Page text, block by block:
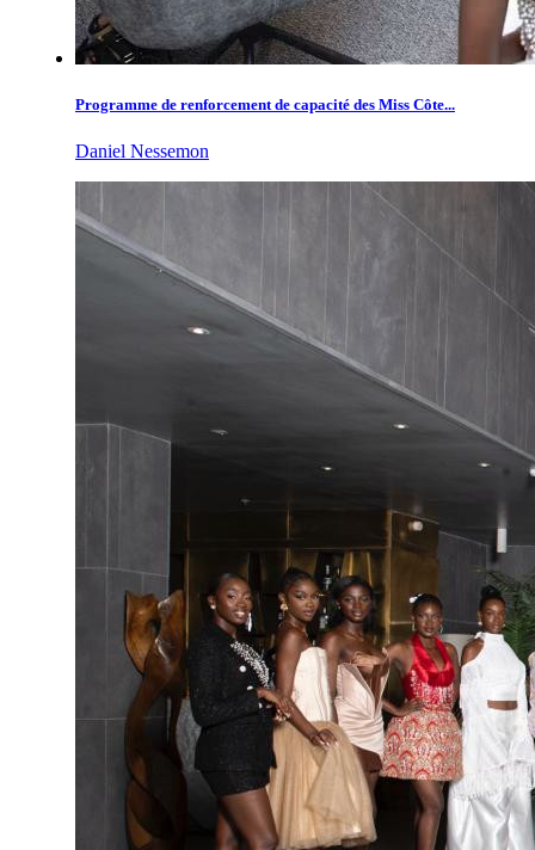
Programme de renforcement de capacité des Miss Côte...
Daniel Nessemon